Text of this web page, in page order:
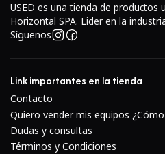
USED es una tienda de productos
Horizontal SPA. Lider en la
Síguenos
Link importantes en la tienda
Contacto
Quiero vender mis equipos
Dudas y consultas
Términos y Condiciones